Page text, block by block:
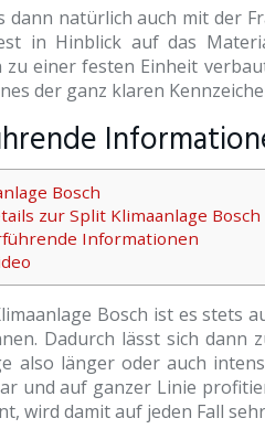
dann natürlich auch mit der
in Hinblick auf das
zu einer festen Einheit
der ganz klaren
Bosch
zur Split Klimaanlage Bosch
Informationen
Bosch ist es stets
Dadurch lässt sich dann
also länger oder auch
und auf ganzer Linie
wird damit auf jeden Fall